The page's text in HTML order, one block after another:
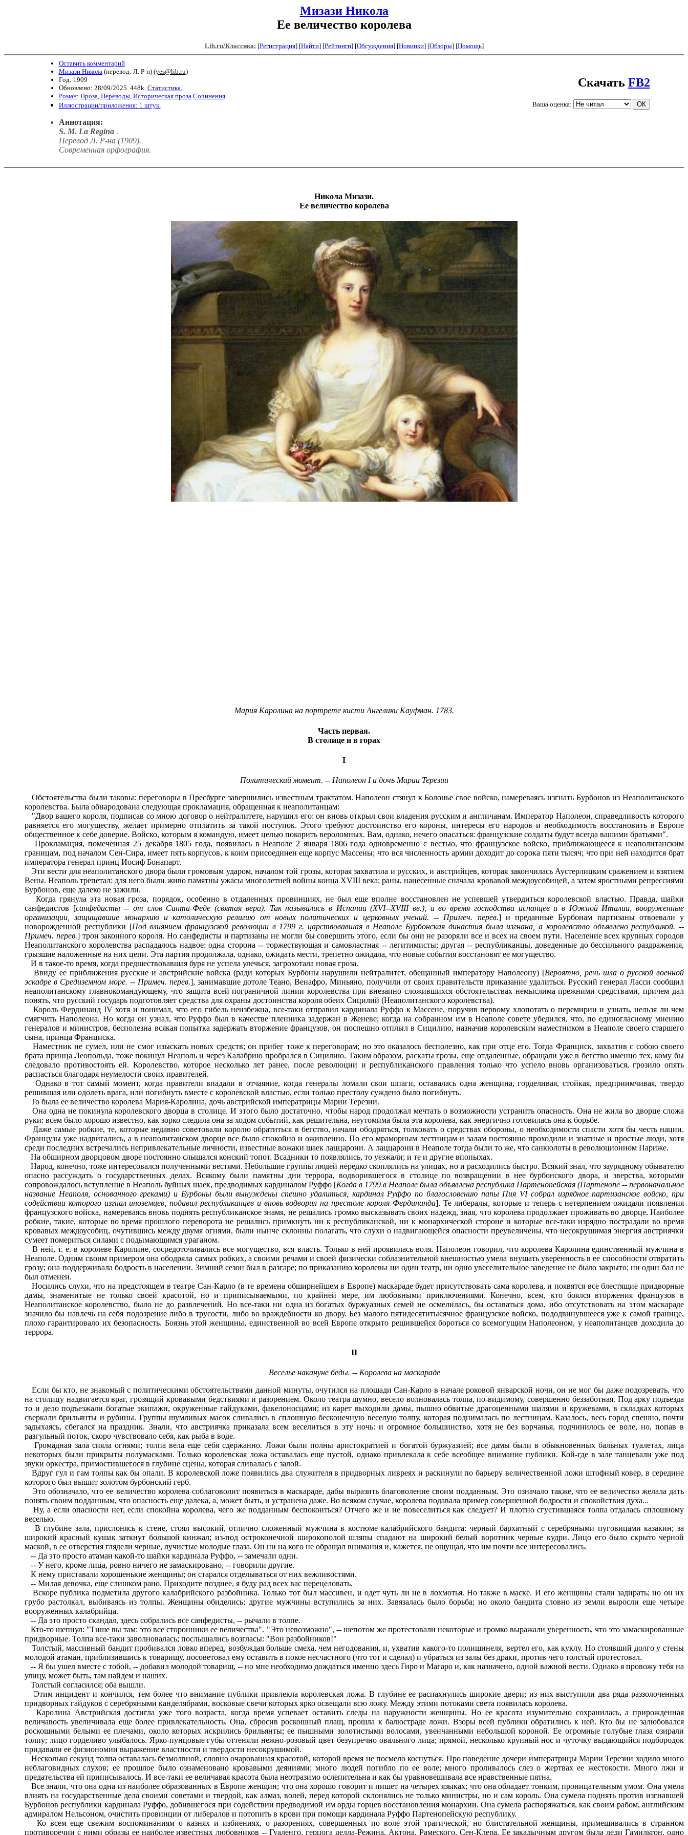
Мизази Никола
Ее величество королева
Lib.ru/Классика: [Регистрация] [Найти] [Рейтинги] [Обсуждения] [Новинки] [Обзоры] [Помощь]
Оставить комментарий
Мизази Никола (перевод: Л. Р-н) (yes@lib.ru)
Год: 1909
Обновлено: 28/09/2025. 448k. Статистика.
Роман: Проза Переводы, Историческая проза Сочинения
Иллюстрации/приложения: 1 штук.
Скачать FB2
Ваша оценка:
Аннотация:
S. M. La Regina .
Перевод Л. Р-на (1909).
Современная орфография.
Никола Мизази.
Ее величество королева
Мария Каролина на портрете кисти Ангелики Кауфман. 1783.
Часть первая.
В столице и в горах
I
Политический момент. -- Наполеон I и дочь Марии Терезии
Обстоятельства были таковы: переговоры в Пресбурге завершились известным трактатом. Наполеон стянул к Болонье свое войско, намереваясь изгнать Бурбонов из Неаполитанского
королевства. Была обнародована следующая прокламация, обращенная к неаполитанцам:
"Двор вашего короля, подписав со мною договор о нейтралитете, нарушил его: он вновь открыл свои владения русским и англичанам. Император Наполеон, справедливость которого
равняется его могуществу, желает примерно отплатить за такой поступок. Этого требуют достоинство его короны, интересы его народов и необходимость восстановить в Европе
общественное к себе доверие. Войско, которым я командую, имеет целью покорить вероломных. Вам, однако, нечего опасаться: французские солдаты будут всегда вашими братьями".
Прокламация, помеченная 25 декабря 1805 года, появилась в Неаполе 2 января 1806 года одновременно с вестью, что французское войско, приближающееся к неаполитанским
границам, под началом Сен-Сира, имеет пять корпусов, к коим присоединен еще корпус Массены; что вся численность армии доходит до сорока пяти тысяч; что при ней находится брат
императора генерал принц Иосиф Бонапарт.
Эти вести для неаполитанского двора были громовым ударом, началом той грозы, которая захватила и русских, и австрийцев, которая закончилась Аустерлицким сражением и взятием
Вены. Неаполь трепетал: для него были живо памятны ужасы многолетней войны конца XVIII века; раны, нанесенные сначала кровавой междоусобицей, а затем яростными репрессиями
Бурбонов, еще далеко не зажили.
Когда грянула эта новая гроза, порядок, особенно в отдаленных провинциях, не был еще вполне восстановлен не успевшей утвердиться королевской властью. Правда, шайки
санфедистов [санфедисты-- от слов Санта-Феде (святая вера). Так назывались в Испании (XVI--XVIII вв.), а во время господства испанцев и в Южной Италии, вооруженные
организации, защищавшие монархию и католическую религию от новых политических и церковных учений. -- Примеч. перев.] и преданные Бурбонам партизаны отвоевали у
новорожденной республики [Под влиянием французской революции в 1799 г. царствовавшая в Неаполе Бурбонская династия была изгнана, а королевство объявлено республикой. --
Примеч. перев.] трон законного короля. Но санфедисты и партизаны не могли бы совершить этого, если бы они не разоряли все и всех на своем пути. Население всех крупных городов
Неаполитанского королевства распадалось надвое: одна сторона -- торжествующая и самовластная -- легитимисты; другая -- республиканцы, доведенные до бессильного раздражения,
грызшие наложенные на них цепи. Эта партия продолжала, однако, ожидать мести, трепетно ожидала, что новые события восстановят ее могущество.
И в такое-то время, когда предшествовавшая буря не успела улечься, загрохотала новая гроза.
Ввиду ее приближения русские и австрийские войска (ради которых Бурбоны нарушили нейтралитет, обещанный императору Наполеону) [Вероятно, речь шла о русской военной
эскадре в Средиземном море. -- Примеч. перев.], занимавшие дотоле Теано, Венафро, Миньяно, получили от своих правительств приказание удалиться. Русский генерал Ласси сообщил
неаполитанскому главнокомандующему, что защита всей пограничной линии королевства при внезапно сложившихся обстоятельствах немыслима прежними средствами, причем дал
понять, что русский государь подготовляет средства для охраны достоинства короля обеих Сицилий (Неаполитанского королевства).
Король Фердинанд IV хотя и понимал, что его гибель неизбежна, все-таки отправил кардинала Руффо к Массене, поручив первому хлопотать о перемирии и узнать, нельзя ли чем
смягчить Наполеона. Но когда он узнал, что Руффо был в качестве пленника задержан в Женеве; когда на собранном им в Неаполе совете убедился, что, по единогласному мнению
генералов и министров, бесполезна всякая попытка задержать вторжение французов, он поспешно отплыл в Сицилию, назначив королевским наместником в Неаполе своего старшего
сына, принца Франциска.
Наместник не сумел, или не смог изыскать новых средств; он прибег тоже к переговорам; но это оказалось бесполезно, как при отце его. Тогда Франциск, захватив с собою своего
брата принца Леопольда, тоже покинул Неаполь и через Калабрию пробрался в Сицилию. Таким образом, раскаты грозы, еще отдаленные, обращали уже в бегство именно тех, кому бы
следовало противостоять ей. Королевство, которое несколько лет ранее, после революции и республиканского правления только что успело вновь организоваться, грозило опять
распасться благодаря неумелости своих правителей.
Однако в тот самый момент, когда правители впадали в отчаяние, когда генералы ломали свои шпаги, оставалась одна женщина, горделивая, стойкая, предприимчивая, твердо
решившая или одолеть врага, или погибнуть вместе с королевской властью, если только престолу суждено было погибнуть.
То была ее величество королева Мария-Каролина, дочь австрийской императрицы Марии Терезии.
Она одна не покинула королевского дворца в столице. И этого было достаточно, чтобы народ продолжал мечтать о возможности устранить опасность. Она не жила во дворце сложа
руки: всем было хорошо известно, как зорко следила она за ходом событий, как решительна, неутомима была эта королева, как энергично готовилась она к борьбе.
Даже самые робкие, те, которые недавно советовали королю обратиться в бегство, начали ободряться, толковать о средствах обороны, о необходимости спасти хотя бы честь нации.
Французы уже надвигались, а в неаполитанском дворце все было спокойно и оживленно. По его мраморным лестницам и залам постоянно проходили и знатные и простые люди, хотя
среди последних встречались непривлекательные личности, известные вожаки шаек лаццарони. А лаццарони в Неаполе тогда были то же, что санкюлоты в революционном Париже.
На обширном дворцовом дворе постоянно слышался конский топот. Всадники то появлялись, то уезжали; и те и другие впопыхах.
Народ, конечно, тоже интересовался полученными вестями. Небольшие группы людей нередко скоплялись на улицах, но и расходились быстро. Всякий знал, что заурядному обывателю
опасно рассуждать о государственных делах. Всякому были памятны дни террора, водворившегося в столице по возвращении в нее бурбонского двора, и зверства, которыми
сопровождалось вступление в Неаполь буйных шаек, предводимых кардиналом Руффо [Когда в 1799 в Неаполе была объявлена республика Партенопейская (Партенопе -- первоначальное
название Неаполя, основанного греками) и Бурбоны были вынуждены спешно удалиться, кардинал Руффо по благословению папы Пия VI собрал изрядное партизанское войско, при
содействии которого изгнал иноземцев, подавил республиканцев и вновь водворил на престоле короля Фердинанда]. Те либералы, которые и теперь с нетерпением ожидали появления
французского войска, намереваясь вновь поднять республиканское знамя, не решались громко высказывать своих надежд, зная, что королева продолжает проживать во дворце. Наиболее
робкие, такие, которые во время прошлого переворота не решались примкнуть ни к республиканской, ни к монархической стороне и которые все-таки изрядно пострадали во время
кровавых междоусобиц, очутившись между двумя огнями, были нынче склонны полагать, что слухи о надвигающейся опасности преувеличены, что несокрушимая энергия австриячки
сумеет помериться силами с подымающимся ураганом.
В ней, т. е. в королеве Каролине, сосредоточивались все могущество, вся власть. Только в ней проявилась воля. Наполеон говорил, что королева Каролина единственный мужчина в
Неаполе. Одним своим примером она ободряла самых робких, а своими речами и своей физически соблазнительной внешностью умела внушать уверенность в ее способности отвратить
грозу; она поддерживала бодрость в населении. Зимний сезон был в разгаре; по приказанию королевы ни один театр, ни одно увеселительное заведение не было закрыто; ни один бал не
был отменен.
Носились слухи, что на предстоящем в театре Сан-Карло (в те времена обширнейшем в Европе) маскараде будет присутствовать сама королева, и появятся все блестящие придворные
дамы, знаменитые не только своей красотой, но и приписываемыми, по крайней мере, им любовными приключениями. Конечно, всем, кто боялся вторжения французов в
Неаполитанское королевство, было не до развлечений. Но все-таки ни одна из богатых буржуазных семей не осмелилась, бы оставаться дома, ибо отсутствовать на этом маскараде
значило бы навлечь на себя подозрение либо в трусости, либо во враждебности ко двору. Без малого пятидесятитысячное французское войско, пододвинувшееся уже к самой границе,
плохо гарантировало их безопасность. Боязнь этой женщины, единственной во всей Европе открыто решившейся бороться со всемогущим Наполеоном, у неаполитанцев доходила до
террора.
II
Веселье накануне беды. -- Королева на маскараде
Если бы кто, не знакомый с политическими обстоятельствами данной минуты, очутился на площади Сан-Карло в начале роковой январской ночи, он не мог бы даже подозревать, что
на столицу надвигается враг, грозящий кровавыми бедствиями и разорением. Около театра шумно, весело волновалась толпа, по-видимому, совершенно беззаботная. Под арку подъезда
то и дело подъезжали богатые экипажи, окруженные гайдуками, факелоносцами; из карет выходили дамы, пышно обвитые драгоценными шалями и кружевами, в складках которых
сверкали брильянты и рубины. Группы шумливых масок сливались в сплошную бесконечную веселую толпу, которая поднималась по лестницам. Казалось, весь город спешно, почти
задыхаясь, сбегался на праздник. Знали, что австриячка приказала всем веселиться в эту ночь: и огромное большинство, хотя не без ворчанья, подчинилось ее воле, но, попав в
разгульный поток, скоро чувствовало себя, как рыба в воде.
Громадная зала сияла огнями; толпа вела еще себя сдержанно. Ложи были полны аристократией и богатой буржуазией; все дамы были в обыкновенных бальных туалетах, лица
некоторых были прикрыты полумасками. Только королевская ложа оставалась еще пустой, однако привлекала к себе всеобщее внимание публики. Кой-где в зале танцевали уже под
звуки оркестра, примостившегося в глубине сцены, которая сливалась с залой.
Вдруг гул и гам толпы как бы опали. В королевской ложе появились два служителя в придворных ливреях и раскинули по барьеру величественной ложи штофный ковер, в середине
которого был вышит золотом бурбонский герб.
Это обозначало, что ее величество королева соблаговолит появиться в маскараде, дабы выразить благоволение своим подданным. Это означало также, что ее величество желала дать
понять своим подданным, что опасность еще далека, а, может быть, и устранена даже. Во всяком случае, королева подавала пример совершенной бодрости и спокойствия духа...
Ну, а если опасности нет, если спокойна королева, чего же подданным беспокоиться? Отчего же и не повеселиться как следует? И плотно сгустившаяся толпа отдалась сплошному
веселью.
В глубине зала, прислонясь к стене, стоял высокий, отлично сложенный мужчина в костюме калабрийского бандита: черный бархатный с серебряными пуговицами казакин; за
широкий красный кушак заткнут большой кинжал; из-под остроконечной широкополой шляпы спадают на широкий белый воротник черные кудри. Лицо его было скрыто черной
маской, в ее отверстия глядели черные, лучистые молодые глаза. Он ни на кого не обращал внимания и, кажется, не ощущал, что им почти все интересовались.
-- Да это просто атаман какой-то шайки кардинала Руффо, -- замечали одни.
-- У него, кроме лица, ровно ничего не замаскировано, -- говорили другие.
К нему приставали хорошенькие женщины; он старался отделываться от них вежливостями.
-- Милая девочка, еще слишком рано. Приходите позднее, я буду рад всех вас перецеловать.
Вскоре публика подметила другого калабрийского разбойника. Только тот был массивен, и одет чуть ли не в лохмотья. Но также в маске. И его женщины стали задирать; но он их
грубо растолкал, выбиваясь из толпы. Женщины обиделись; другие мужчины вступились за них. Завязалась было борьба; но около бандита словно из земли выросли еще четыре
вооруженных калабрийца.
-- Да это просто скандал, здесь собрались все санфедисты, -- рычали в толпе.
Кто-то шепнул: "Тише вы там: это все сторонники ее величества". "Это невозможно", -- шепотом же протестовали некоторые и громко выражали уверенность, что это замаскированные
придворные. Толпа все-таки заволновалась; послышались возгласы: "Вон разбойников!"
Толстый, массивный бандит пробивался ловко вперед, возбуждая больше смеха, чем негодования, и, ухватив какого-то полишинеля, вертел его, как куклу. Но стоявший долго у стены
молодой атаман, приблизившись к товарищу, посоветовал ему оставить в покое несчастного (что тот и сделал) и убраться из залы без драки, против чего толстый протестовал.
-- Я бы ушел вместе с тобой, -- добавил молодой товарищ, -- но мне необходимо дождаться именно здесь Гиро и Магаро и, как назначено, одной важной вести. Однако я провожу тебя на
улицу, может быть, там найдем и наших.
Толстый согласился; оба вышли.
Этим инцидент и кончился, тем более что внимание публики привлекла королевская ложа. В глубине ее распахнулись широкие двери; из них выступили два ряда раззолоченных
придворных гайдуков с серебряными канделябрами, восковые свечи которых ярко освещали всю ложу. Между этими потоками света появилась королева.
Каролина Австрийская достигла уже того возраста, когда время успевает оставить следы на наружности женщины. Но ее красота изумительно сохранилась, а прирожденная
величавость увеличивала еще более привлекательность. Она, сбросив роскошный плащ, прошла к балюстраде ложи. Взоры всей публики обратились к ней. Кто бы не залюбовался
роскошными белыми ее плечами, около которых искрились брильянты; ее пышными золотистыми волосами, увенчанными небольшой короной. Ее огромные голубые глаза озирали
толпу; лицо горделиво улыбалось. Ярко-пунцовые губы оттеняли нежно-розовый цвет безупречно овального лица; прямой, несколько крупный нос и чуточку выдающийся подбородок
придавали ее физиономии выражение властности и твердости несокрушимой.
Несколько секунд толпа оставалась безмолвной, словно очарованная красотой, которой время не посмело коснуться. Про поведение дочери императрицы Марии Терезии ходило много
неблаговидных слухов; ее прошлое было ознаменовано кровавыми деяниями; много людей погибло по ее воле; много проливалось слез о жертвах ее жестокости. Много лжи и
предательства ей приписывалось. И все-таки ее величавая красота была неотразимо ослепительна и как бы уравновешивала все нравственные пятна.
Все знали, что она одна из наиболее образованных в Европе женщин; что она хорошо говорит и пишет на четырех языках; что она обладает тонким, проницательным умом. Она умела
влиять на государственные дела своими советами и твердой, как алмаз, волей, перед которой склонялись не только министры, но и сам король. Она сумела поднять против изгнавшей
Бурбонов республики кардинала Руффо, добившегося при содействии предводимой им орды горцев восстановления монархии. Она сумела распоряжаться, как своим рабом, английским
адмиралом Нельсоном, очистить провинции от либералов и потопить в крови при помощи кардинала Руффо Партенопейскую республику.
Ко всем еще свежим воспоминаниям о казнях и избиениях, о разорениях, совершенных по воле этой трагической, но блистательной женщины, примешивались в странном
противоречии с ними образы ее наиболее известных любовников -- Гуаленго, герцога делла-Режина, Актона, Рамеского, Сен-Клера. Ее закадычным другом была леди Гамильтон, одно